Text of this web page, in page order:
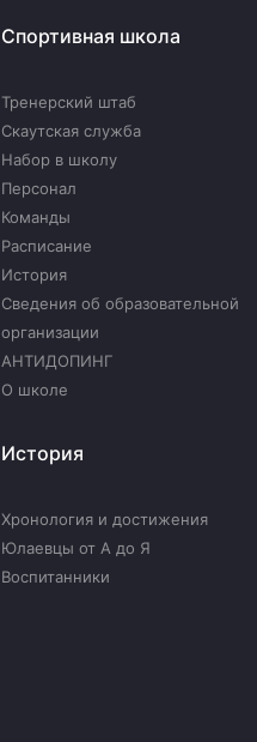
Спортивная школа
Тренерский штаб
Скаутская служба
Набор в школу
Персонал
Команды
Расписание
История
Сведения об образовательной
организации
АНТИДОПИНГ
О школе
История
Хронология и достижения
Юлаевцы от А до Я
Воспитанники